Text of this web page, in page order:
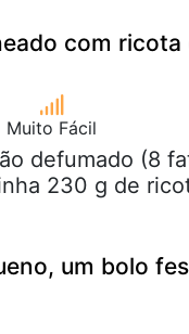
com
Muito Fácil
defumado (8
230 g de
um bolo